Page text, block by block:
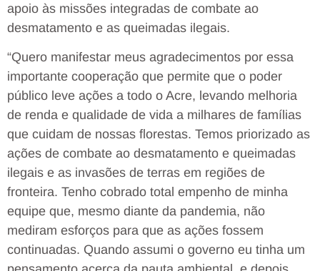
apoio às missões integradas de combate ao
desmatamento e as queimadas ilegais.
“Quero manifestar meus agradecimentos por essa
importante cooperação que permite que o poder
público leve ações a todo o Acre, levando melhoria
de renda e qualidade de vida a milhares de famílias
que cuidam de nossas florestas. Temos priorizado as
ações de combate ao desmatamento e queimadas
ilegais e as invasões de terras em regiões de
fronteira. Tenho cobrado total empenho de minha
equipe que, mesmo diante da pandemia, não
mediram esforços para que as ações fossem
continuadas. Quando assumi o governo eu tinha um